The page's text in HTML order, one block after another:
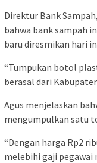
Direktur Bank
bahwa bank sampah
baru diresmikan hari
“Tumpukan botol
berasal dari
Agus menjelaskan
mengumpulkan satu
“Dengan harga Rp2
melebihi gaji pegawai